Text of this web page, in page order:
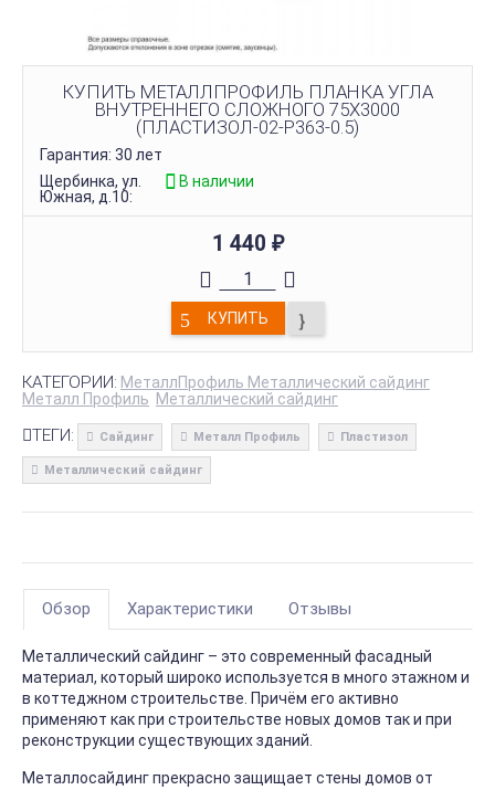
КУПИТЬ МЕТАЛЛПРОФИЛЬ ПЛАНКА УГЛА
ВНУТРЕННЕГО СЛОЖНОГО 75Х3000
(ПЛАСТИЗОЛ-02-Р363-0.5)
Гарантия: 30 лет
Щербинка, ул.
Южная, д.10:
В наличии
1 440 ₽
КУПИТЬ
КАТЕГОРИИ: МеталлПрофиль Металлический сайдинг
Металл Профиль Металлический сайдинг
ТЕГИ: Сайдинг Металл Профиль Пластизол
Металлический сайдинг
Обзор Характеристики Отзывы
Металлический сайдинг – это современный фасадный
материал, который широко используется в много этажном и
в коттеджном строительстве. Причём его активно
применяют как при строительстве новых домов так и при
реконструкции существующих зданий.
Металлосайдинг прекрасно защищает стены домов от